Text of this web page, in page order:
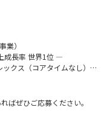
業）
成長率 世界1位 ―
クス（コアタイムなし）―
成の市場”を切り拓く。そ
け合わせてみませんか。
ばぜひご応募ください。